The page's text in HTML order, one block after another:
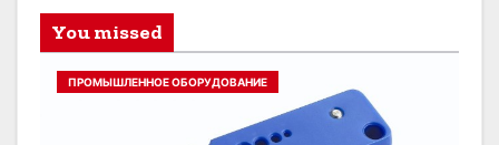
You missed
ПРОМЫШЛЕННОЕ ОБОРУДОВАНИЕ